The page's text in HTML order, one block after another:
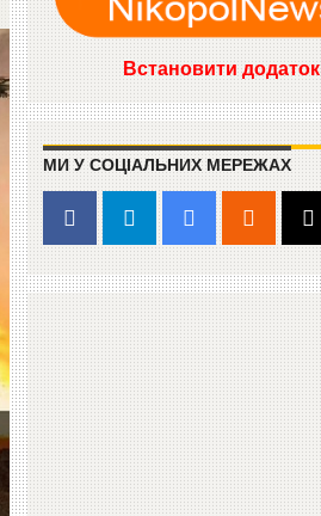
Встановити додаток
МИ У СОЦІАЛЬНИХ МЕРЕЖАХ